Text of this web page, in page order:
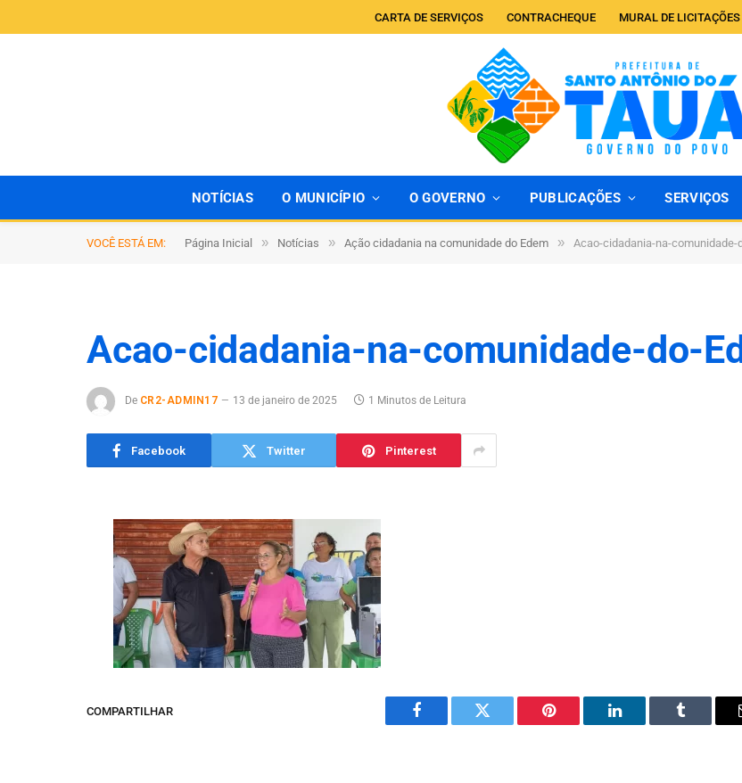
CARTA DE SERVIÇOS CONTRACHEQUE MURAL DE LICITAÇÕES
NOTÍCIAS O MUNICÍPIO O GOVERNO PUBLICAÇÕES SERVIÇOS
VOCÊ ESTÁ EM: Página Inicial » Notícias » Ação cidadania na comunidade do Edem » Acao-cidadania-na-comunidade-
Acao-cidadania-na-comunidade-do-
De CR2-ADMIN17 13 de janeiro de 2025 1 Minutos de Leitura
Facebook Twitter Pinterest
COMPARTILHAR
Facebook Twitter Pinterest LinkedIn Tumblr